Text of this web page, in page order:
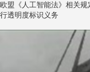
欧盟《人工智能法》相关
行透明度标识义务